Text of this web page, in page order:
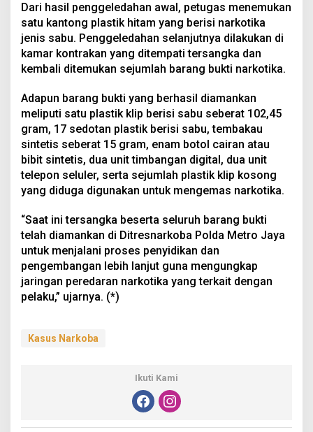
Dari hasil penggeledahan awal, petugas menemukan
satu kantong plastik hitam yang berisi narkotika
jenis sabu. Penggeledahan selanjutnya dilakukan di
kamar kontrakan yang ditempati tersangka dan
kembali ditemukan sejumlah barang bukti narkotika.
Adapun barang bukti yang berhasil diamankan
meliputi satu plastik klip berisi sabu seberat 102,45
gram, 17 sedotan plastik berisi sabu, tembakau
sintetis seberat 15 gram, enam botol cairan atau
bibit sintetis, dua unit timbangan digital, dua unit
telepon seluler, serta sejumlah plastik klip kosong
yang diduga digunakan untuk mengemas narkotika.
“Saat ini tersangka beserta seluruh barang bukti
telah diamankan di Ditresnarkoba Polda Metro Jaya
untuk menjalani proses penyidikan dan
pengembangan lebih lanjut guna mengungkap
jaringan peredaran narkotika yang terkait dengan
pelaku,” ujarnya. (*)
Kasus Narkoba
Ikuti Kami